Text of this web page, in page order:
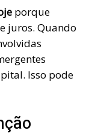
porque
juros. Quando
Isso pode